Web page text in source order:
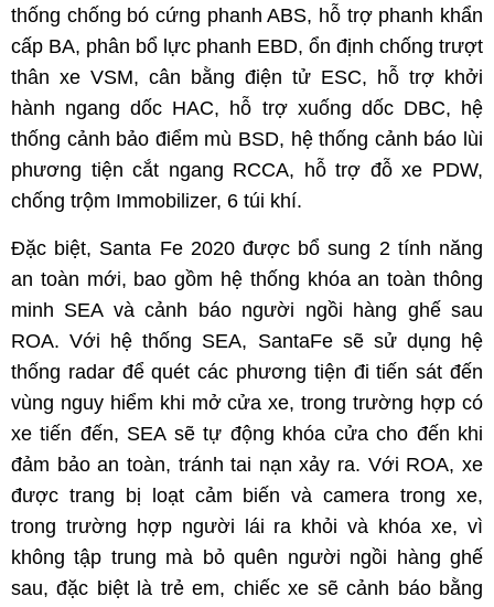
thống chống bó cứng phanh ABS, hỗ trợ phanh khẩn
cấp BA, phân bổ lực phanh EBD, ổn định chống trượt
thân xe VSM, cân bằng điện tử ESC, hỗ trợ khởi
hành ngang dốc HAC, hỗ trợ xuống dốc DBC, hệ
thống cảnh bảo điểm mù BSD, hệ thống cảnh báo lùi
phương tiện cắt ngang RCCA, hỗ trợ đỗ xe PDW,
chống trộm Immobilizer, 6 túi khí.
Đặc biệt, Santa Fe 2020 được bổ sung 2 tính năng
an toàn mới, bao gồm hệ thống khóa an toàn thông
minh SEA và cảnh báo người ngồi hàng ghế sau
ROA. Với hệ thống SEA, SantaFe sẽ sử dụng hệ
thống radar để quét các phương tiện đi tiến sát đến
vùng nguy hiểm khi mở cửa xe, trong trường hợp có
xe tiến đến, SEA sẽ tự động khóa cửa cho đến khi
đảm bảo an toàn, tránh tai nạn xảy ra. Với ROA, xe
được trang bị loạt cảm biến và camera trong xe,
trong trường hợp người lái ra khỏi và khóa xe, vì
không tập trung mà bỏ quên người ngồi hàng ghế
sau, đặc biệt là trẻ em, chiếc xe sẽ cảnh báo bằng